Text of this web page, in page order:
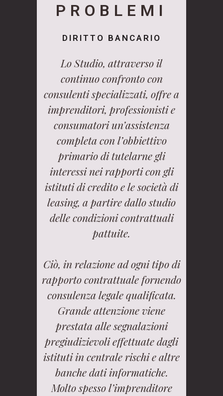
PROBLEMI
DIRITTO BANCARIO
Lo Studio, attraverso il
continuo confronto con
consulenti specializzati, offre a
imprenditori, professionisti e
consumatori un’assistenza
completa con l’obbiettivo
primario di tutelarne gli
interessi nei rapporti con gli
istituti di credito e le società di
leasing, a partire dallo studio
delle condizioni contrattuali
pattuite.
Ciò, in relazione ad ogni tipo di
rapporto contrattuale fornendo
consulenza legale qualificata.
Grande attenzione viene
prestata alle segnalazioni
pregiudizievoli effettuate dagli
istituti in centrale rischi e altre
banche dati informatiche.
Molto spesso l’imprenditore